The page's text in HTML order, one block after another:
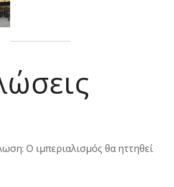
Ο ιμπεριαλισμός θα ηττηθεί